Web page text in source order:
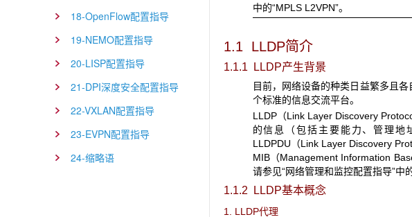
18-OpenFlow配置指导
19-NEMO配置指导
20-LISP配置指导
21-DPI深度安全配置指导
22-VXLAN配置指导
23-EVPN配置指导
24-缩略语
中的“MPLS L2VPN”。
1.1 LLDP简介
1.1.1 LLDP产生背景
目前，网络设备的种类日益繁多且
个标准的信息交流平台。
LLDP（Link Layer Discovery
的信息（包括主要能力、管理地
LLDPDU（Link Layer Discovery
MIB（Management Information
请参见“网络管理和监控配置指导”中的
1.1.2 LLDP基本概念
1. LLDP代理